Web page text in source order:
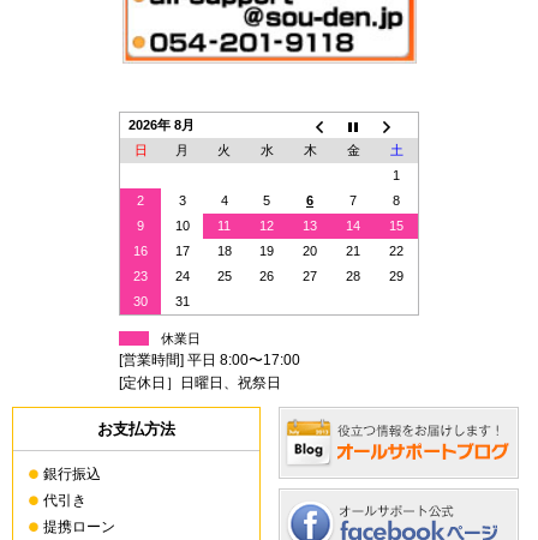
2026年 8月
日
月 火 水 木 金
土
1
2
3 4 5 6 7
8
9
10 11 12 13 14
15
16
17 18 19 20 21
22
23
24 25 26 27 28
29
30
31
休業日
[営業時間] 平日 8:00〜17:00
[定休日］日曜日、祝祭日
お支払方法
銀行振込
代引き
提携ローン